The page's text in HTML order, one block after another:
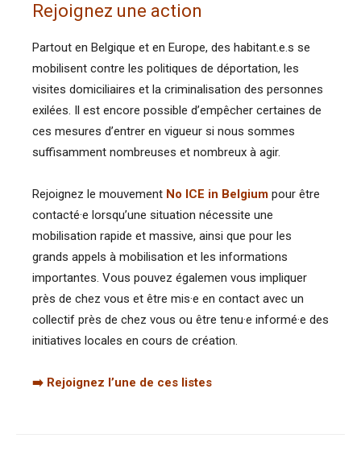
Rejoignez une action
Partout en Belgique et en Europe, des habitant.e.s se
mobilisent contre les politiques de déportation, les
visites domiciliaires et la criminalisation des personnes
exilées. Il est encore possible d’empêcher certaines de
ces mesures d’entrer en vigueur si nous sommes
suffisamment nombreuses et nombreux à agir.
Rejoignez le mouvement No ICE in Belgium pour être
contacté·e lorsqu’une situation nécessite une
mobilisation rapide et massive, ainsi que pour les
grands appels à mobilisation et les informations
importantes. Vous pouvez égalemen vous impliquer
près de chez vous et être mis·e en contact avec un
collectif près de chez vous ou être tenu·e informé·e des
initiatives locales en cours de création.
➡️ Rejoignez l’une de ces listes